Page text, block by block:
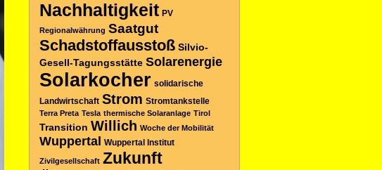
Nachhaltigkeit PV
Regionalwährung Saatgut
Schadstoffausstoß Silvio-
Gesell-Tagungsstätte Solarenergie
Solarkocher solidarische
Landwirtschaft Strom Stromtankstelle
Terra Preta Tesla thermische Solaranlage Tirol
Transition Willich Woche der Mobilität
Wuppertal Wuppertal Institut
Zivilgesellschaft Zukunft